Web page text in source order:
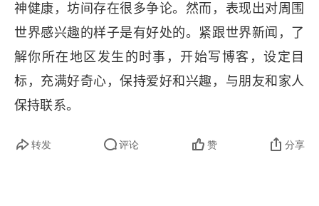
3 拉近所爱，推开所恶，轻松减肥
第五章 用行动增强说服力
神健康，坊间存在很多争论。然而，表现出对周围
世界感兴趣的样子是有好处的。紧跟世界新闻，了
解你所在地区发生的时事，开始写博客，设定目
标，充满好奇心，保持爱好和兴趣，与朋友和家人
保持联系。
转发 评论 赞 分享